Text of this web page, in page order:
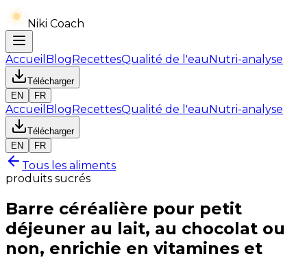
Niki Coach
Accueil BlogRecettesQualité de l'eauNutri-analyse
Télécharger
EN
FR
Accueil BlogRecettesQualité de l'eauNutri-analyse
Télécharger
EN
FR
Tous les aliments
produits sucrés
Barre céréalière pour petit
déjeuner au lait, au chocolat ou
non, enrichie en vitamines et